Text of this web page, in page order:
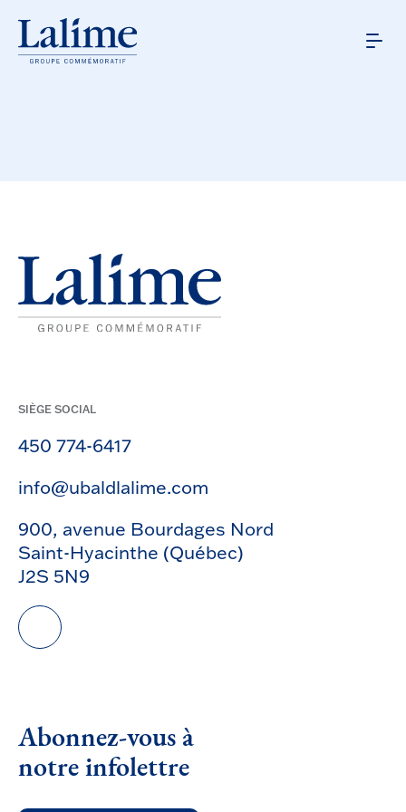
SIÈGE SOCIAL
450 774-6417
info@ubaldlalime.com
900, avenue Bourdages Nord
Saint-Hyacinthe (Québec)
J2S 5N9
Abonnez-vous à
notre infolettre